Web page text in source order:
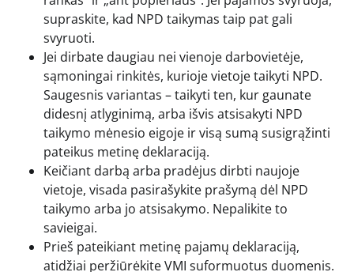
supraskite, kad NPD taikymas taip pat gali
svyruoti.
Jei dirbate daugiau nei vienoje darbovietėje,
sąmoningai rinkitės, kurioje vietoje taikyti NPD.
Saugesnis variantas – taikyti ten, kur gaunate
didesnį atlyginimą, arba išvis atsisakyti NPD
taikymo mėnesio eigoje ir visą sumą susigrąžinti
pateikus metinę deklaraciją.
Keičiant darbą arba pradėjus dirbti naujoje
vietoje, visada pasirašykite prašymą dėl NPD
taikymo arba jo atsisakymo. Nepalikite to
savieigai.
Prieš pateikiant metinę pajamų deklaraciją,
atidžiai peržiūrėkite VMI suformuotus duomenis.